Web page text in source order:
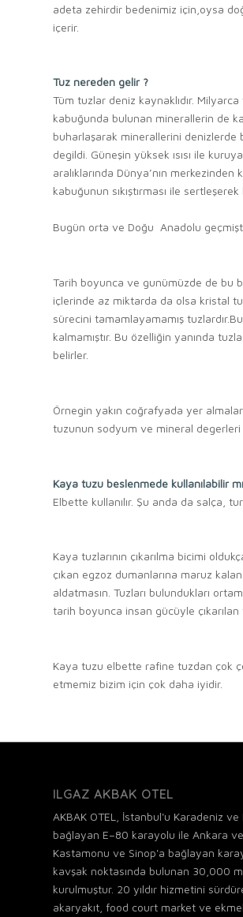
adeta zehirdir bedenimiz için,oysa
içerir.
Tuz nereden gelir ?
Tüm tuzlar deniz kaynaklıdır.
kabuğunda bulunan minerallerin de
buharlaşarak minerallerini denizlerde
degildi. Güneşin yüksek ısısı ile
aralıklarında Dünya’nın
kabuğunun sıkıştırması ile
Bugün orta ve Doğu Anadolu
Tarih boyunca ve gunümüzde de bu
içlerinde az miktarda da olsa kristal
sürecini tamamlayamamış
kalmamıştır. Bu özelliğin yanında
belirler.
Örnegin yakın coğrafyada yer
tuzunun sodyum ve mineral degerleri
Kaya tuzu beslenmede kullanılabilir
Elbette kullanılır. Şu anda da salça,
Kaya tuzlarının çıkarılma bicimi
çıkan egzoz dumanlarına maruz
aldatmasın. Tuzları bulundukları
tarih boyunca insan gücüyle
Kaya tuzu elbette rafine tuzdan çok
etmemiz bizim için çok daha iyidir.
ILGAZ AKBAK OTEL
AKBAK OTEL, İstanbul'u Karadeniz
bağlayan E–80 karayolu ile Ankara ve
Kastamonu ve Sinop'a bağlayan
kavşak noktasında bulunan 30,000
kurulmuştur. 20 yıldır hizmetini
akaryakıt, food court market ve ekmek